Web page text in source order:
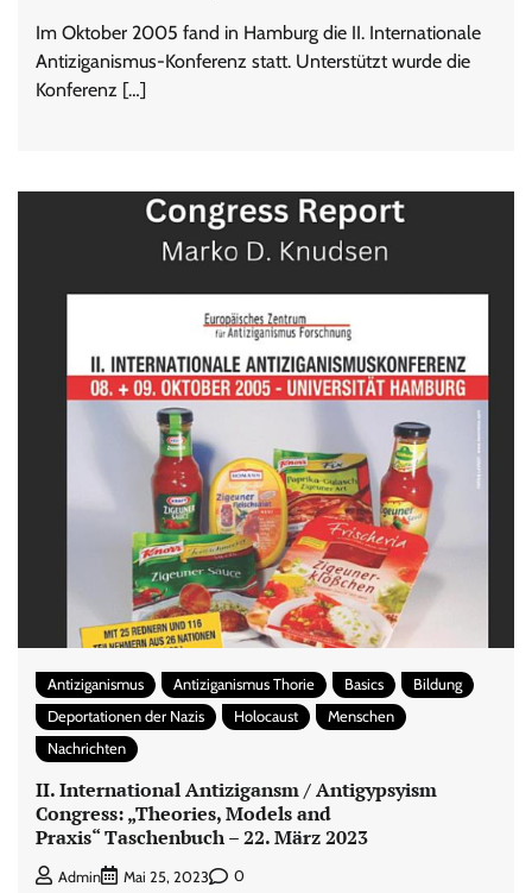
Im Oktober 2005 fand in Hamburg die II. Internationale
Antiziganismus-Konferenz statt. Unterstützt wurde die
Konferenz […]
Antiziganismus Antiziganismus Thorie Basics
Bildung
Deportationen der Nazis
Holocaust
Menschen
Nachrichten
II. International Antizigansm / Antigypsyism
Congress: „Theories, Models and
Praxis“ Taschenbuch – 22. März 2023
Admin Mai 25, 2023 0